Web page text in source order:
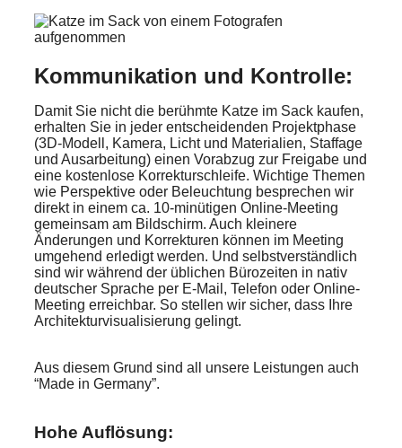
Kommunikation und Kontrolle:
Damit Sie nicht die berühmte Katze im Sack kaufen,
erhalten Sie in jeder entscheidenden Projektphase
(3D-Modell, Kamera, Licht und Materialien, Staffage
und Ausarbeitung) einen Vorabzug zur Freigabe und
eine kostenlose Korrekturschleife. Wichtige Themen
wie Perspektive oder Beleuchtung besprechen wir
direkt in einem ca. 10-minütigen Online-Meeting
gemeinsam am Bildschirm. Auch kleinere
Änderungen und Korrekturen können im Meeting
umgehend erledigt werden. Und selbstverständlich
sind wir während der üblichen Bürozeiten in nativ
deutscher Sprache per E-Mail, Telefon oder Online-
Meeting erreichbar. So stellen wir sicher, dass Ihre
Architekturvisualisierung gelingt.
Aus diesem Grund sind all unsere Leistungen auch
“Made in Germany”.
Hohe Auflösung: